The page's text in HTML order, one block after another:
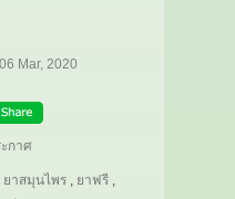
Mar, 2020
กาศ
ยาสมุนไพร, ยาฟรี,